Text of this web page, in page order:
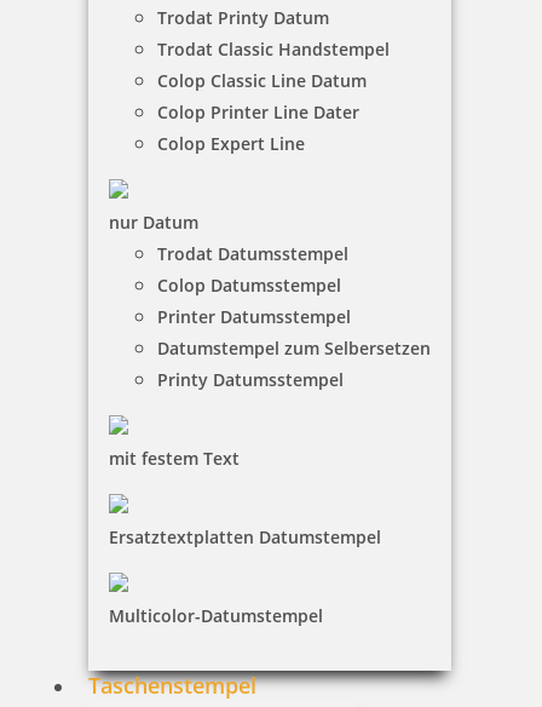
Trodat Printy Datum
Trodat Classic Handstempel
Colop Classic Line Datum
Colop Printer Line Dater
Colop Expert Line
nur Datum
Trodat Datumsstempel
Colop Datumsstempel
Printer Datumsstempel
Datumstempel zum Selbersetzen
Printy Datumsstempel
mit festem Text
Ersatztextplatten Datumstempel
Multicolor-Datumstempel
Taschenstempel
4,94 €
Colop WOODIES Stempelkissen Grüntöne
4,94 €